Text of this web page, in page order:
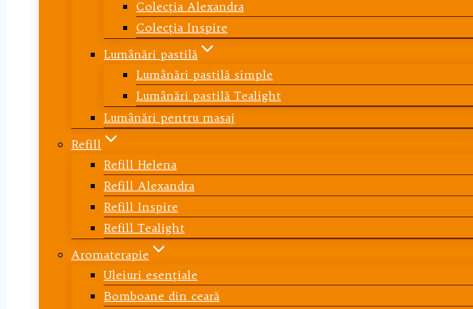
Colecţia Alexandra
Colecţia Inspire
Lumânări pastilă
Lumânări pastilă simple
Lumânări pastilă Tealight
Lumânări pentru masaj
Refill
Refill Helena
Refill Alexandra
Refill Inspire
Refill Tealight
Aromaterapie
Uleiuri esenţiale
Bomboane din ceară